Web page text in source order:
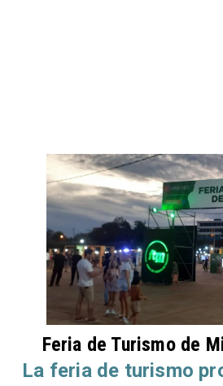
Feria de Turismo de
La feria de turismo